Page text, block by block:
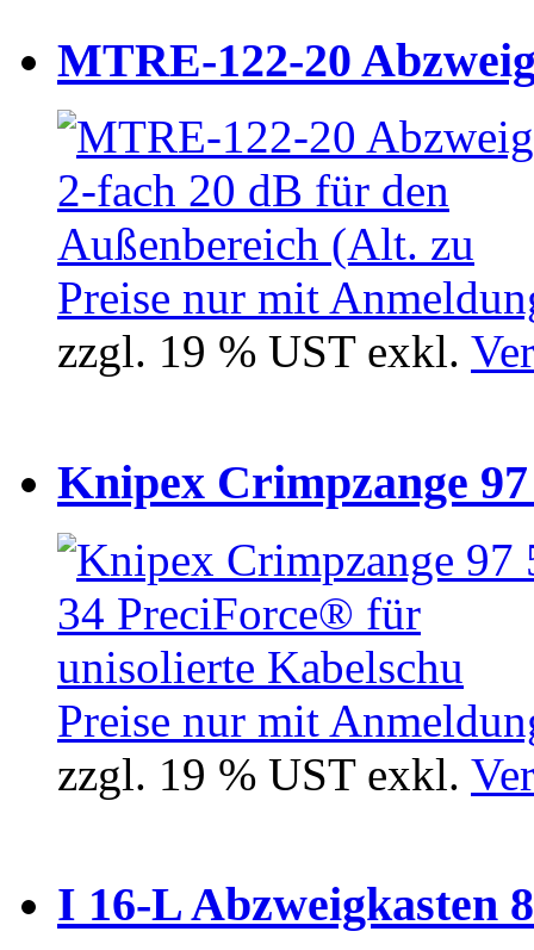
MTRE-122-20
Preise nur mit
zzgl. 19 % UST exkl.
Knipex Crimpzange 97
Preise nur mit
zzgl. 19 % UST exkl.
I 16-L Abzweigkasten